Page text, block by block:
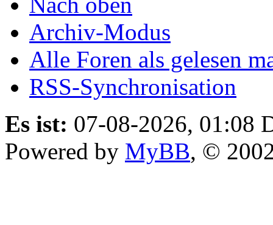
Archiv-Modus
Alle Foren als gelesen
RSS-Synchronisation
Es ist: 07-08-2026, 01:08
Powered by MyBB, ©